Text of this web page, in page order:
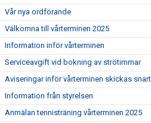
Vår nya ordförande
Välkomna till vårterminen 2025
Information inför vårterminen
Serviceavgift vid bokning av strötimmar
Aviseringar inför vårterminen skickas
Information från styrelsen
Anmälan tennisträning vårterminen 2025